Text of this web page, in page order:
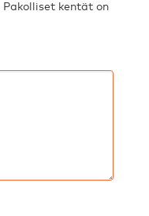
Pakolliset kentät on